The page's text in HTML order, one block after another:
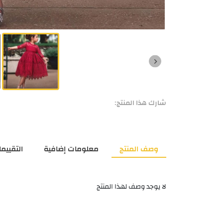
شارك هذا المنتج:
وصف المنتج معلومات إضافية
لا يوجد وصف لهذا المنتج